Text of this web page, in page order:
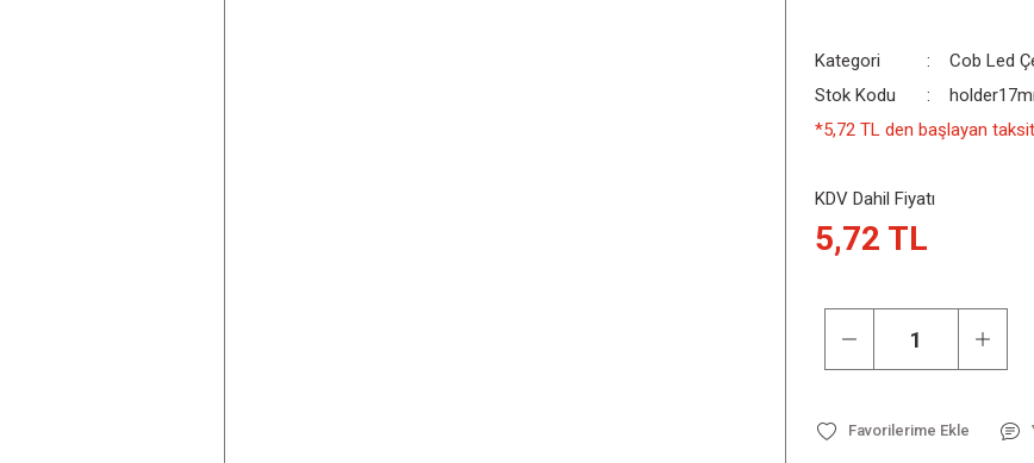
Kategori Cob Led
Stok Kodu
*5,72 TL den başlayan
KDV Dahil Fiyatı
5,72 TL